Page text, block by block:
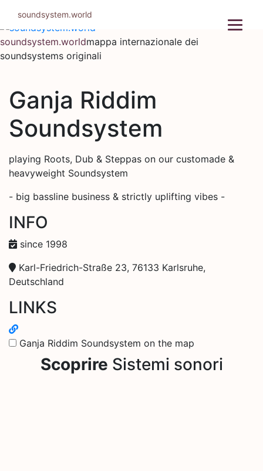
contenuto
soundsystem.worldmappa internazionale dei
soundsystems originali
Ganja Riddim
Soundsystem
playing Roots, Dub & Steppas on our customade &
heavyweight Soundsystem
- big bassline business & strictly uplifting vibes -
INFO
since 1998
Karl-Friedrich-Straße 23, 76133 Karlsruhe,
Deutschland
LINKS
Ganja Riddim Soundsystem on the map
Scoprire Sistemi sonori
soundsystem.world